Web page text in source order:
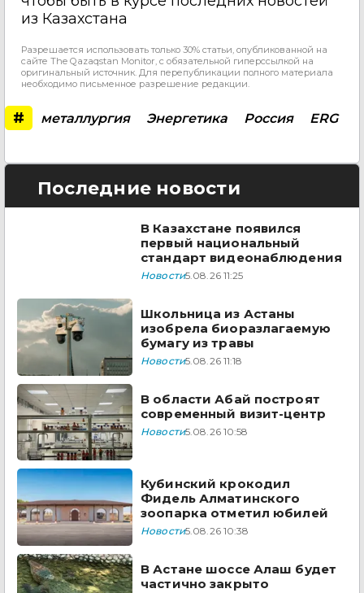
из Казахстана
Разрешается использовать только 30% статьи, опубликованной на
сайте The Qazaqstan Monitor, с обязательной гиперссылкой на
оригинальный источник. Для перепубликации полного материала
необходимо письменное разрешение редакции.
# металлургия Энергетика Россия ERG
Последние новости
В Казахстане появился
первый национальный
стандарт видеонаблюдения
Новости5.08.26 11:25
Школьница из Астаны
изобрела биоразлагаемую
бумагу из травы
Новости5.08.26 11:18
В области Абай построят
современный визит-центр
Новости5.08.26 10:58
Кубинский крокодил
Фидель Алматинского
зоопарка отметил юбилей
Новости5.08.26 10:38
В Астане шоссе Алаш будет
частично закрыто